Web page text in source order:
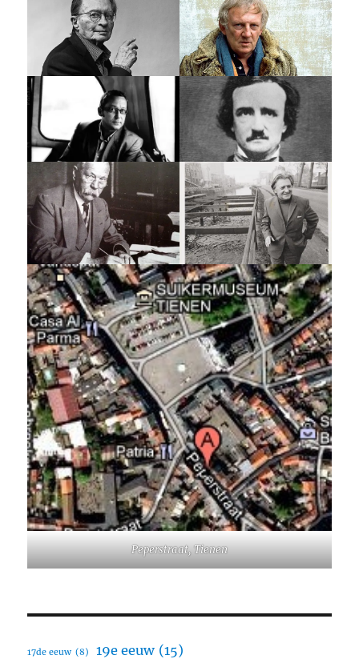
Peperstraat, Tienen
17de eeuw (8) 19e eeuw (15)